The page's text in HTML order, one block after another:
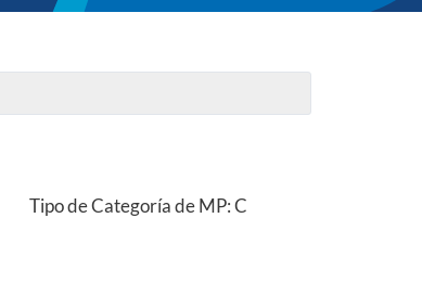
Tipo de Categoría de MP: C